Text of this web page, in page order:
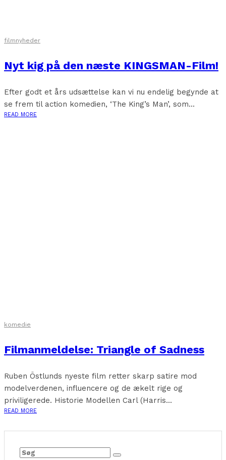
filmnyheder
Nyt kig på den næste KINGSMAN-Film!
Efter godt et års udsættelse kan vi nu endelig begynde at
se frem til action komedien, ‘The King’s Man’, som...
READ MORE
komedie
Filmanmeldelse: Triangle of Sadness
Ruben Östlunds nyeste film retter skarp satire mod
modelverdenen, influencere og de ækelt rige og
priviligerede. Historie Modellen Carl (Harris...
READ MORE